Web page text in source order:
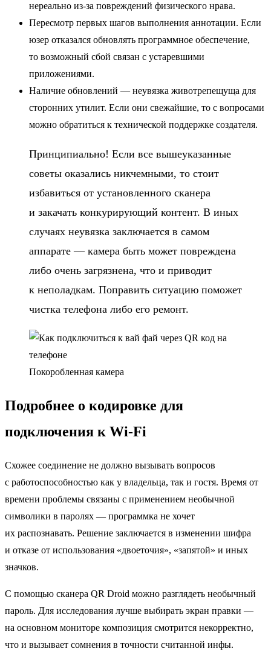
нереально из-за повреждений физического нрава.
Пересмотр первых шагов выполнения аннотации. Если
юзер отказался обновлять программное обеспечение,
то возможный сбой связан с устаревшими
приложениями.
Наличие обновлений — неувязка животрепещуща для
сторонних утилит. Если они свежайшие, то с вопросами
можно обратиться к технической поддержке создателя.
Принципиально! Если все вышеуказанные
советы оказались никчемными, то стоит
избавиться от установленного сканера
и закачать конкурирующий контент. В иных
случаях неувязка заключается в самом
аппарате — камера быть может повреждена
либо очень загрязнена, что и приводит
к неполадкам. Поправить ситуацию поможет
чистка телефона либо его ремонт.
Покоробленная камера
Подробнее о кодировке для
подключения к Wi-Fi
Схожее соединение не должно вызывать вопросов
с работоспособностью как у владельца, так и гостя. Время от
времени проблемы связаны с применением необычной
символики в паролях — программка не хочет
их распознавать. Решение заключается в изменении шифра
и отказе от использования «двоеточия», «запятой» и иных
значков.
С помощью сканера QR Droid можно разглядеть необычный
пароль. Для исследования лучше выбирать экран правки —
на основном мониторе композиция смотрится некорректно,
что и вызывает сомнения в точности считанной инфы.